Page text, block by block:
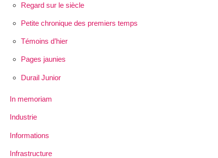
Regard sur le siècle
Petite chronique des premiers temps
Témoins d’hier
Pages jaunies
Durail Junior
In memoriam
Industrie
Informations
Infrastructure